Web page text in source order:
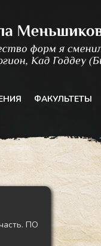
ФАКУЛЬТЕТЫ
ПО